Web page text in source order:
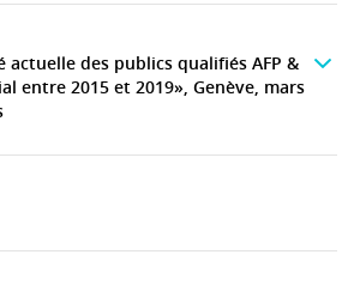
actuelle des publics qualifiés AFP &
entre 2015 et 2019», Genève, mars